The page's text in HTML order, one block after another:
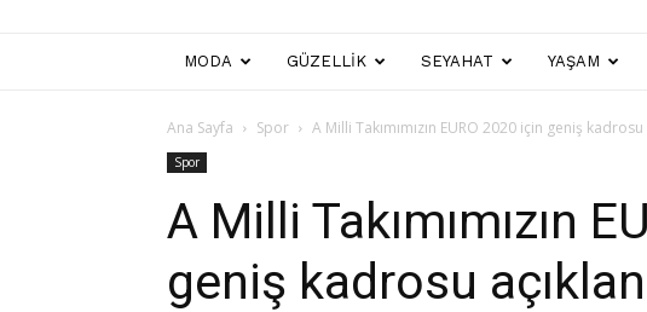
MODA GÜZELLIK SEYAHAT YAŞAM
Ana Sayfa Spor A Milli Takımımızın EURO 2020 için geniş kadrosu
Spor
A Milli Takımımızın
geniş kadrosu